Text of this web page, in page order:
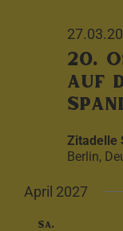
20.
auf
Zitadelle
Berlin,
April 2027
Sa.